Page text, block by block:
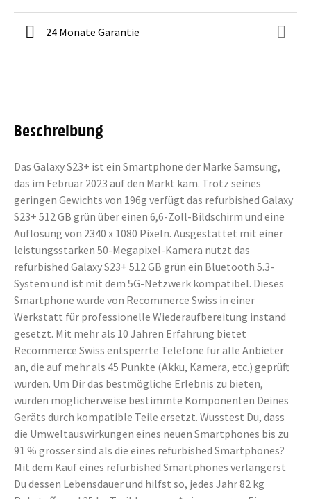
24 Monate Garantie
Beschreibung
Das Galaxy S23+ ist ein Smartphone der Marke Samsung,
das im Februar 2023 auf den Markt kam. Trotz seines
geringen Gewichts von 196g verfügt das refurbished Galaxy
S23+ 512 GB grün über einen 6,6-Zoll-Bildschirm und eine
Auflösung von 2340 x 1080 Pixeln. Ausgestattet mit einer
leistungsstarken 50-Megapixel-Kamera nutzt das
refurbished Galaxy S23+ 512 GB grün ein Bluetooth 5.3-
System und ist mit dem 5G-Netzwerk kompatibel. Dieses
Smartphone wurde von Recommerce Swiss in einer
Werkstatt für professionelle Wiederaufbereitung instand
gesetzt. Mit mehr als 10 Jahren Erfahrung bietet
Recommerce Swiss entsperrte Telefone für alle Anbieter
an, die auf mehr als 45 Punkte (Akku, Kamera, etc.) geprüft
wurden. Um Dir das bestmögliche Erlebnis zu bieten,
wurden möglicherweise bestimmte Komponenten Deines
Geräts durch kompatible Teile ersetzt. Wusstest Du, dass
die Umweltauswirkungen eines neuen Smartphones bis zu
91 % grösser sind als die eines refurbished Smartphones?
Mit dem Kauf eines refurbished Smartphones verlängerst
Du dessen Lebensdauer und hilfst so, jedes Jahr 82 kg